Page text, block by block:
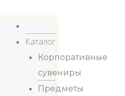
Каталог
Корпоративные
сувениры
Предметы